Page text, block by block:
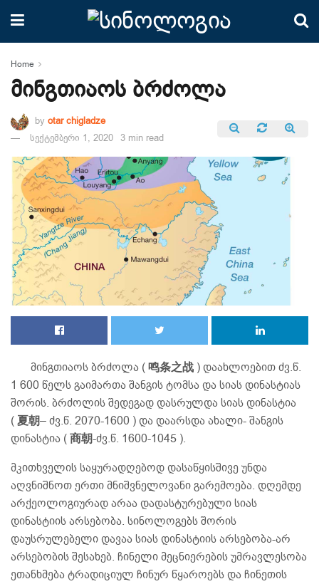
Home
მინგთიაოს ბრძოლა
by otar chigladze
სექტემბერი 1, 2020
3 min read
მინგთიაოს ბრძოლა (鸣条之战 ) დაახლოებით ძვ.წ.
1 600 წელს გაიმართა შანგის ტომსა და სიას დინასტიას
შორის. ბრძოლის შედეგად დასრულდა სიას დინასტია
(夏朝– ძვ.წ. 2070-1600 ) და დაარსდა ახალი- შანგის
დინასტია (商朝-ძვ.წ. 1600-1045 ).
მკითხველის საყურადღებოდ დასაწყისშივე უნდა
აღვნიშნოთ ერთი მნიშვნელოვანი გარემოება. დღემდე
არქეოლოგიურად არაა დადასტურებული სიას
დინასტიის არსებობა. სინოლოგებს შორის
დაუსრულებელი დავაა სიას დინასტიის არსებობა-არ
არსებობის შესახებ. ჩინელი მეცნიერების უმრავლესობა
ეთანხმება ტრადიციულ ჩინურ წყაროებს და ჩინეთის